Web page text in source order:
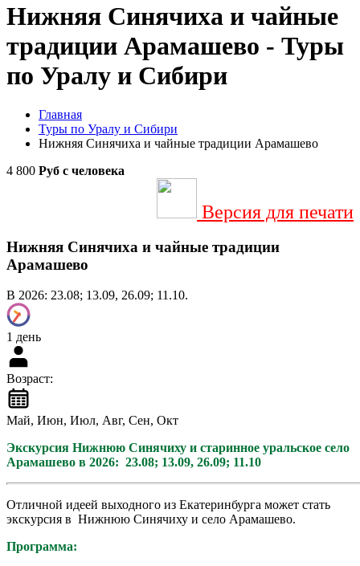
Нижняя Синячиха и чайные
традиции Арамашево - Туры
по Уралу и Сибири
Главная
Туры по Уралу и Сибири
Нижняя Синячиха и чайные традиции Арамашево
4 800 Руб с человека
Версия для печати
Нижняя Синячиха и чайные традиции
Арамашево
В 2026: 23.08; 13.09, 26.09; 11.10.
1 день
Возраст:
Май, Июн, Июл, Авг, Сен, Окт
Экскурсия Нижнюю Синячиху и старинное уральское село
Арамашево в 2026: 23.08; 13.09, 26.09; 11.10
Отличной идеей выходного из Екатеринбурга может стать
экскурсия в Нижнюю Синячиху и село Арамашево.
Программа: